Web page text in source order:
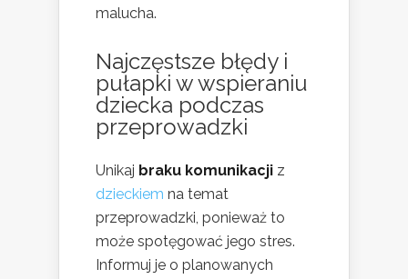
malucha.
Najczęstsze błędy i
pułapki w wspieraniu
dziecka podczas
przeprowadzki
Unikaj braku komunikacji z
dzieckiem na temat
przeprowadzki, ponieważ to
może spotęgować jego stres.
Informuj je o planowanych